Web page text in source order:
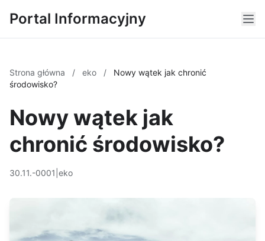
Portal Informacyjny
Strona główna / eko /
Nowy wątek jak chronić
środowisko?
Nowy wątek jak
chronić środowisko?
30.11.-0001 eko